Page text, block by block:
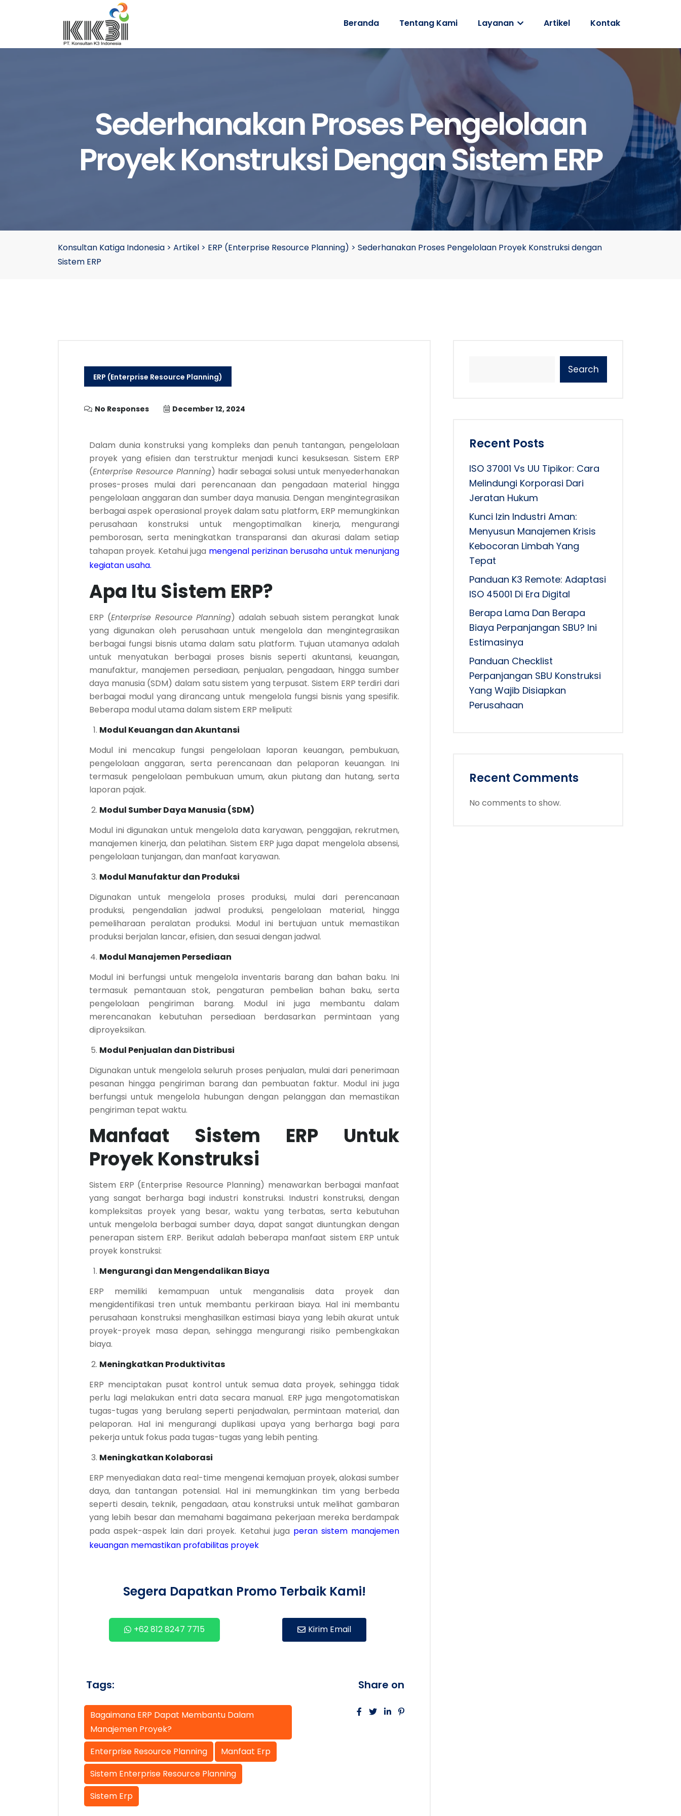
Beranda Tentang Kami Layanan Artikel Kontak
Sederhanakan Proses Pengelolaan
Proyek Konstruksi Dengan Sistem ERP
Konsultan Katiga Indonesia > Artikel > ERP (Enterprise Resource Planning) > Sederhanakan Proses Pengelolaan Proyek Konstruksi dengan
Sistem ERP
ERP (Enterprise Resource Planning)
No Responses December 12, 2024
Dalam dunia konstruksi yang kompleks dan penuh tantangan, pengelolaan
proyek yang efisien dan terstruktur menjadi kunci kesuksesan. Sistem ERP
(Enterprise Resource Planning) hadir sebagai solusi untuk menyederhanakan
proses-proses mulai dari perencanaan dan pengadaan material hingga
pengelolaan anggaran dan sumber daya manusia. Dengan mengintegrasikan
berbagai aspek operasional proyek dalam satu platform, ERP memungkinkan
perusahaan konstruksi untuk mengoptimalkan kinerja, mengurangi
pemborosan, serta meningkatkan transparansi dan akurasi dalam setiap
tahapan proyek. Ketahui juga mengenal perizinan berusaha untuk menunjang
kegiatan usaha.
Apa Itu Sistem ERP?
ERP (Enterprise Resource Planning) adalah sebuah sistem perangkat lunak
yang digunakan oleh perusahaan untuk mengelola dan mengintegrasikan
berbagai fungsi bisnis utama dalam satu platform. Tujuan utamanya adalah
untuk menyatukan berbagai proses bisnis seperti akuntansi, keuangan,
manufaktur, manajemen persediaan, penjualan, pengadaan, hingga sumber
daya manusia (SDM) dalam satu sistem yang terpusat. Sistem ERP terdiri dari
berbagai modul yang dirancang untuk mengelola fungsi bisnis yang spesifik.
Beberapa modul utama dalam sistem ERP meliputi:
Modul Keuangan dan Akuntansi
Modul ini mencakup fungsi pengelolaan laporan keuangan, pembukuan,
pengelolaan anggaran, serta perencanaan dan pelaporan keuangan. Ini
termasuk pengelolaan pembukuan umum, akun piutang dan hutang, serta
laporan pajak.
Modul Sumber Daya Manusia (SDM)
Modul ini digunakan untuk mengelola data karyawan, penggajian, rekrutmen,
manajemen kinerja, dan pelatihan. Sistem ERP juga dapat mengelola absensi,
pengelolaan tunjangan, dan manfaat karyawan.
Modul Manufaktur dan Produksi
Digunakan untuk mengelola proses produksi, mulai dari perencanaan
produksi, pengendalian jadwal produksi, pengelolaan material, hingga
pemeliharaan peralatan produksi. Modul ini bertujuan untuk memastikan
produksi berjalan lancar, efisien, dan sesuai dengan jadwal.
Modul Manajemen Persediaan
Modul ini berfungsi untuk mengelola inventaris barang dan bahan baku. Ini
termasuk pemantauan stok, pengaturan pembelian bahan baku, serta
pengelolaan pengiriman barang. Modul ini juga membantu dalam
merencanakan kebutuhan persediaan berdasarkan permintaan yang
diproyeksikan.
Modul Penjualan dan Distribusi
Digunakan untuk mengelola seluruh proses penjualan, mulai dari penerimaan
pesanan hingga pengiriman barang dan pembuatan faktur. Modul ini juga
berfungsi untuk mengelola hubungan dengan pelanggan dan memastikan
pengiriman tepat waktu.
Manfaat Sistem ERP Untuk
Proyek Konstruksi
Sistem ERP (Enterprise Resource Planning) menawarkan berbagai manfaat
yang sangat berharga bagi industri konstruksi. Industri konstruksi, dengan
kompleksitas proyek yang besar, waktu yang terbatas, serta kebutuhan
untuk mengelola berbagai sumber daya, dapat sangat diuntungkan dengan
penerapan sistem ERP. Berikut adalah beberapa manfaat sistem ERP untuk
proyek konstruksi:
Mengurangi dan Mengendalikan Biaya
ERP memiliki kemampuan untuk menganalisis data proyek dan
mengidentifikasi tren untuk membantu perkiraan biaya. Hal ini membantu
perusahaan konstruksi menghasilkan estimasi biaya yang lebih akurat untuk
proyek-proyek masa depan, sehingga mengurangi risiko pembengkakan
biaya.
Meningkatkan Produktivitas
ERP menciptakan pusat kontrol untuk semua data proyek, sehingga tidak
perlu lagi melakukan entri data secara manual. ERP juga mengotomatiskan
tugas-tugas yang berulang seperti penjadwalan, permintaan material, dan
pelaporan. Hal ini mengurangi duplikasi upaya yang berharga bagi para
pekerja untuk fokus pada tugas-tugas yang lebih penting.
Meningkatkan Kolaborasi
ERP menyediakan data real-time mengenai kemajuan proyek, alokasi sumber
daya, dan tantangan potensial. Hal ini memungkinkan tim yang berbeda
seperti desain, teknik, pengadaan, atau konstruksi untuk melihat gambaran
yang lebih besar dan memahami bagaimana pekerjaan mereka berdampak
pada aspek-aspek lain dari proyek. Ketahui juga peran sistem manajemen
keuangan memastikan profabilitas proyek
Segera Dapatkan Promo Terbaik Kami!
+62 812 8247 7715 Kirim Email
Tags:
Bagaimana ERP Dapat Membantu Dalam
Manajemen Proyek?
Enterprise Resource Planning
Manfaat Erp
Sistem Enterprise Resource Planning
Sistem Erp
Share on
Search
Recent Posts
ISO 37001 Vs UU Tipikor: Cara
Melindungi Korporasi Dari
Jeratan Hukum
Kunci Izin Industri Aman:
Menyusun Manajemen Krisis
Kebocoran Limbah Yang
Tepat
Panduan K3 Remote: Adaptasi
ISO 45001 Di Era Digital
Berapa Lama Dan Berapa
Biaya Perpanjangan SBU? Ini
Estimasinya
Panduan Checklist
Perpanjangan SBU Konstruksi
Yang Wajib Disiapkan
Perusahaan
Recent Comments
No comments to show.